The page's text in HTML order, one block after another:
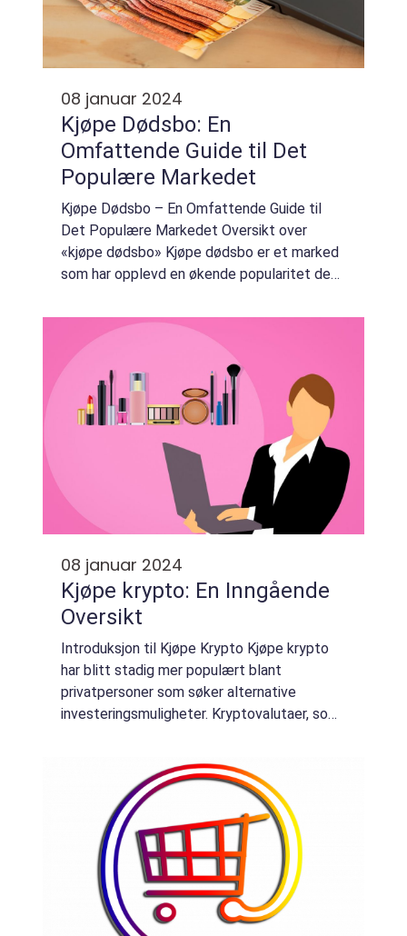
08 januar 2024
Kjøpe Dødsbo: En
Omfattende Guide til Det
Populære Markedet
Kjøpe Dødsbo – En Omfattende Guide til
Det Populære Markedet Oversikt over
«kjøpe dødsbo» Kjøpe dødsbo er et marked
som har opplevd en økende popularitet de
kjøpe eiendommer som tidlige...
08 januar 2024
Kjøpe krypto: En Inngående
Oversikt
Introduksjon til Kjøpe Krypto Kjøpe krypto
har blitt stadig mer populært blant
privatpersoner som søker alternative
investeringsmuligheter. Kryptovalutaer, som